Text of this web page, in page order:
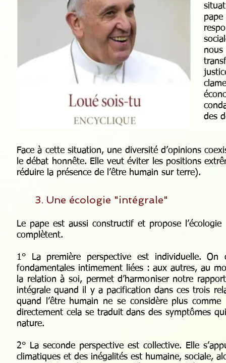
nous
des
Face à cette situation, une diversité d’opinions
le débat honnête. Elle veut éviter les positions
réduire la présence de l’être humain sur terre).
3. Une écologie "intégrale"
Le pape est aussi constructif et propose
complètent.
1° La première perspective est individuelle. On
fondamentales intimement liées : aux autres, au
la relation à soi, permet d’harmoniser notre
intégrale quand il y a pacification dans ces trois
quand l’être humain ne se considère plus
directement cela se traduit dans des symptômes
nature.
2° La seconde perspective est collective. Elle
climatiques et des inégalités est humaine, sociale,